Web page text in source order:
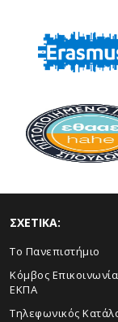
ΣΧΕΤΙΚΑ:
Το Πανεπιστήμιο
Κόμβος
ΕΚΠΑ
Τηλεφωνικός